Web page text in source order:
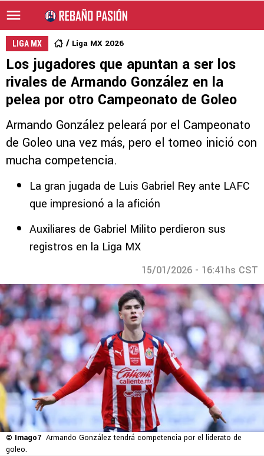
LIGA MX Liga MX 2026
Los jugadores que apuntan a ser los
rivales de Armando González en la
pelea por otro Campeonato de Goleo
Armando González peleará por el Campeonato
de Goleo una vez más, pero el torneo inició con
mucha competencia.
La gran jugada de Luis Gabriel Rey ante LAFC
que impresionó a la afición
Auxiliares de Gabriel Milito perdieron sus
registros en la Liga MX
15/01/2026 - 16:41hs CST
© Imago7 Armando González tendrá competencia por el liderato de
goleo.